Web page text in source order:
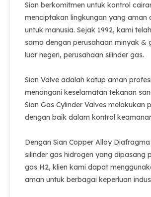
Sian berkomitmen untuk kontrol
menciptakan lingkungan yang aman
untuk manusia. Sejak 1992, kami
sama dengan perusahaan minyak &
luar negeri, perusahaan silinder gas.
Sian Valve adalah katup aman
menangani keselamatan tekanan
Sian Gas Cylinder Valves melakukan
dengan baik dalam kontrol
Dengan Sian Copper Alloy
silinder gas hidrogen yang dipasang
gas H2, klien kami dapat
aman untuk berbagai keperluan